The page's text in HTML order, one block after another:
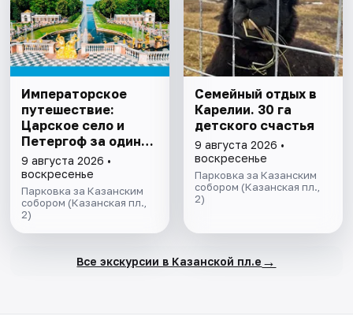
Императорское
путешествие:
Царское село и
Петергоф за один
день
9 августа 2026 •
воскресенье
Парковка за Казанским
собором (Казанская пл.,
2)
Семейный отдых в
Карелии. 30 га
детского счастья
9 августа 2026 •
воскресенье
Парковка за Казанским
собором (Казанская пл.,
2)
Все экскурсии в Казанской пл.е →